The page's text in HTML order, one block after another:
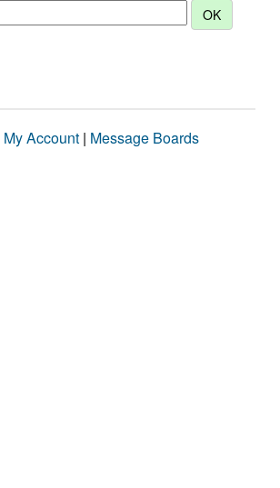
My Account | Message Boards